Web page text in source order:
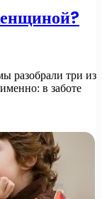
разобрали три из
в заботе